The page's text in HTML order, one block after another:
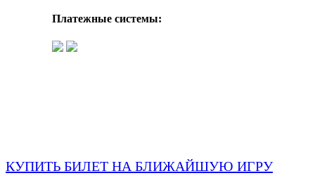
Платежные системы:
КУПИТЬ БИЛЕТ НА БЛИЖАЙШУЮ ИГРУ